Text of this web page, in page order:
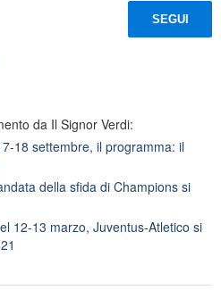
SEGUI
da Il Signor Verdi:
18 settembre, il programma: il
della sfida di Champions si
12-13 marzo, Juventus-Atletico si